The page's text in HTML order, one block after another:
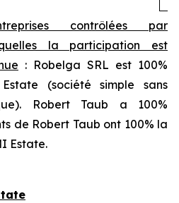
contrôlées par
la participation est
: Robelga SRL est 100%
(société simple sans
Robert Taub a 100%
de Robert Taub ont 100% la
Estate.